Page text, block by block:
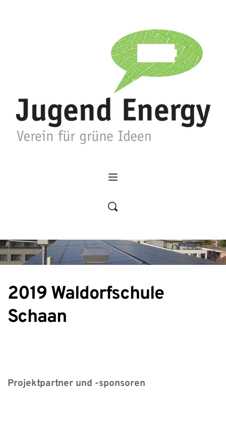
2019 Waldorfschule
Schaan
Projektpartner und -sponsoren